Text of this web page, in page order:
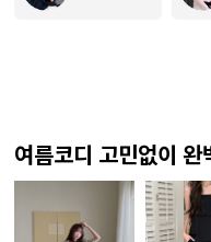
여름코디 고민없이